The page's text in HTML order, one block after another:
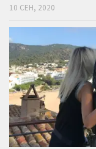
10 СЕН, 2020